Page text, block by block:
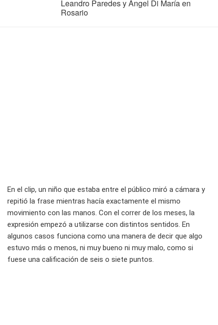
Leandro Paredes y Ángel Di María en
Rosario
En el clip, un niño que estaba entre el público miró a cámara y
repitió la frase mientras hacía exactamente el mismo
movimiento con las manos. Con el correr de los meses, la
expresión empezó a utilizarse con distintos sentidos. En
algunos casos funciona como una manera de decir que algo
estuvo más o menos, ni muy bueno ni muy malo, como si
fuese una calificación de seis o siete puntos.